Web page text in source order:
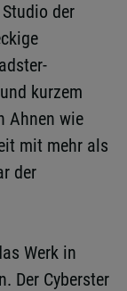
der
kurzem
Ahnen wie
mit mehr als
der
Werk in
Der Cyberster